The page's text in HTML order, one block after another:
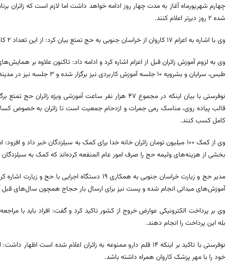
چهارم شهریورماه آغاز به مدت چهار روز ادامه خواهد داشت اما لازم است که زائران
شده ۲ روز دیرتر اعلام کنند.
وی با اشاره به اعزام ۱۷ کاروان از خراسان جنوبی به حج تمتع بیان کرد: از این تعداد ۲ کاروان اهل سنت هستند.
وی به لزوم آموزش زائران قبل از اعزام اشاره کرد و ادامه داد: تاکنون علاوه بر
طبس، سرایان و بشرویه ۱۰ جلسه آموزش کاربردی نیز برگزار شده و ۳ جلسه نیز در مدینه و مکه آموزش داده می‌شود.
نوفرستی با بیان اینکه در مجموع ۴۷ هزار نفر ساعت آموزشی
قالب پیاده روی، مناسک رمی جمرات و ازدحام جمعیت است تا زائران به خصوص
کامل کسب کنند.
وی از کمک ۱۰۰ میلیون تومان زائران خانه خدا برای کمک به سیلزدگان خبر
بخشی از هزینه‌های ولیمه حج را صرف امور عام المنفعه کرده‌اند که کمک به
مدیر حج و زیارت خراسان جنوبی به همکاری ۱۹ دستگاه
آموزش‌های میدانی انجام شده و پست نیز برای ارسال بار حجاج همچون سال‌های قبل
وی بر پرداخت الکترونیکی عوارض خروج از کشور تاکید کرد و گفت: افراد باید با
بله این پرداخت را انجام دهند.
نوفرستی با تاکید بر اینکه ۱۴ قلم دارو ممنوعه به زائران اعلام شده
خود را با مهر پزشک کاروان همراه داشته باشد.